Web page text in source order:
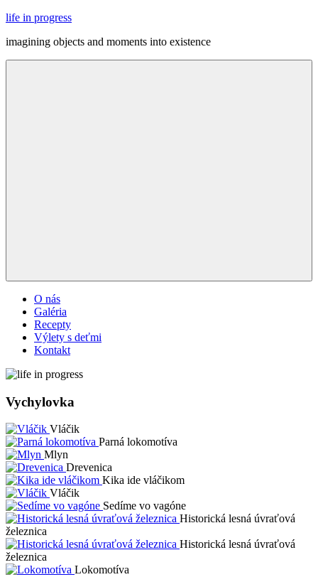
Skip
content
life in progress
imagining objects and moments into existence
O nás
Galéria
Recepty
Výlety s deťmi
Kontakt
Vychylovka
Vláčik
Parná lokomotíva
Mlyn
Drevenica
Kika ide vláčikom
Vláčik
Sedíme vo vagóne
Historická lesná úvraťová
železnica
Historická lesná úvraťová
železnica
Lokomotíva